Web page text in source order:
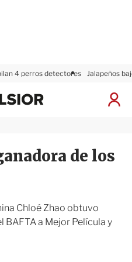
4 perros detectores Jalapeños
I
a
x
i
de los
Chloé Zhao obtuvo
BAFTA a Mejor Película y